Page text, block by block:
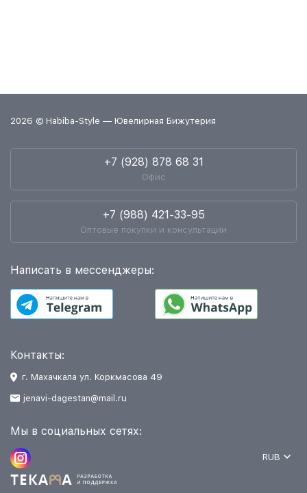
2026 © Habiba-Style — Ювелирная Бижутерия
+7 (928) 878 68 31
Офис
+7 (988) 421-33-95
Оптовые покупки и консультации
Написать в мессенджеры:
Контакты:
г. Махачкала ул. Коркмасова 49
jenavi-dagestan@mail.ru
Мы в социальных сетях:
RUB